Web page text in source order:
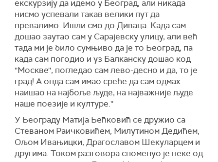
екскурзију да идемо у Београд, али никада
нисмо успевали такав велики пут да
превалимо. Ишли смо до Диваца. Када сам
дошао заутао сам у Сарајевску улицу, али већ
тада ми је било сумњиво да је то Београд, па
када сам погодио и уз Балканску дошао код
''Москве'', погледао сам лево-десно и да, то је
град! А онда сам имао среће да сам одмах
наишао на најбоље људе, на најважније људе
наше поезије и културе.''
У Београду Матија Бећковић се дружио са
Стеваном Раичковићем, Милутином Дедићем,
Ољом Ивањицки, Драгославом Шекуларцем и
другима. Током разговора споменуо је неке од